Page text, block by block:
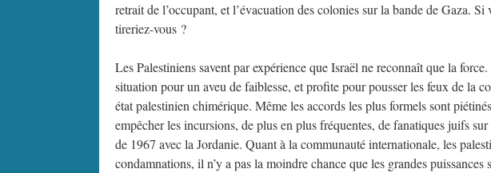
retrait de l’occupant, et l’évacuation des colonies sur la bande de Gaza.
tireriez-vous ?
Les Palestiniens savent par expérience que Israël ne reconnaît que la
situation pour un aveu de faiblesse, et profite pour pousser les feux de la
état palestinien chimérique. Même les accords les plus formels sont
empêcher les incursions, de plus en plus fréquentes, de fanatiques juifs
de 1967 avec la Jordanie. Quant à la communauté internationale, les
condamnations, il n’y a pas la moindre chance que les grandes